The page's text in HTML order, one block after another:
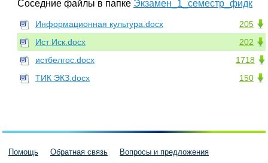
Соседние файлы в папке Экзамен_1_семестр_фидк
205
Информационная культура.docx
202
Ист Иск.docx
1718
истбелгос.docx
150
ТИК ЭКЗ.docx
Помощь Обратная связь Вопросы и предложения